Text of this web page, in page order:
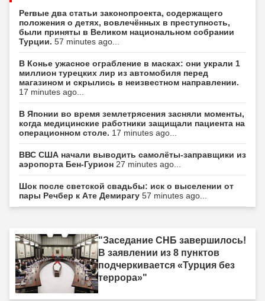
Perвые два статьи законопроекта, содержащего
положения о детях, вовлечённых в преступность,
были приняты в Великом национальном собрании
Турции. 57 minutes ago...
В Конье ужасное ограбление в масках: они украли 1
миллион турецких лир из автомобиля перед
магазином и скрылись в неизвестном направлении.
17 minutes ago...
В Японии во время землетрясения засняли моменты,
когда медицинские работники защищали пациента на
операционном столе. 17 minutes ago...
ВВС США начали выводить самолёты-заправщики из
аэропорта Бен-Гурион 27 minutes ago...
Шок после светской свадьбы: иск о выселении от
пары Речбер к Ате Демирагу 57 minutes ago...
"Заседание СНБ завершилось!
В заявлении из 8 пунктов
подчеркивается «Турция без
террора»"